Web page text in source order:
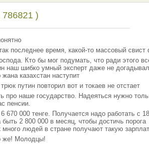
)
последнее время, какой-то массовый свист
Кто бы мог подумать, что ради этого
наш шибко умный эксперт даже не
казахстан наступит
путин повторил вот и токаев не отстает
про наше государство. Надеяться нужно
пенсии.
670 000 тенге. Получается надо работать с
2 800 000 в месяц, чтобы достичь порога
много людей в стране получают такую
же! Молодцы!